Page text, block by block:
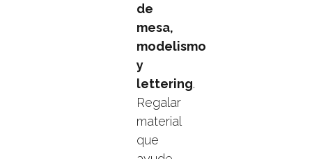
de
mesa,
modelismo
y
lettering.
Regalar
material
que